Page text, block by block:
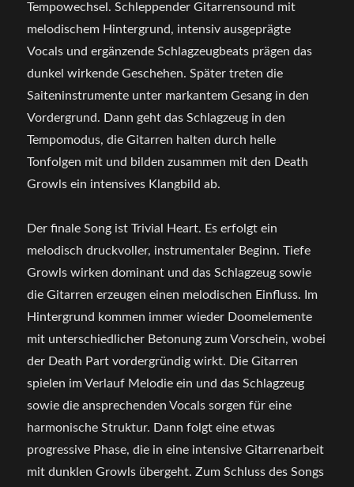
Tempowechsel. Schleppender Gitarrensound mit
melodischem Hintergrund, intensiv ausgeprägte
Vocals und ergänzende Schlagzeugbeats prägen das
dunkel wirkende Geschehen. Später treten die
Saiteninstrumente unter markantem Gesang in den
Vordergrund. Dann geht das Schlagzeug in den
Tempomodus, die Gitarren halten durch helle
Tonfolgen mit und bilden zusammen mit den Death
Growls ein intensives Klangbild ab.
Der finale Song ist Trivial Heart. Es erfolgt ein
melodisch druckvoller, instrumentaler Beginn. Tiefe
Growls wirken dominant und das Schlagzeug sowie
die Gitarren erzeugen einen melodischen Einfluss. Im
Hintergrund kommen immer wieder Doomelemente
mit unterschiedlicher Betonung zum Vorschein, wobei
der Death Part vordergründig wirkt. Die Gitarren
spielen im Verlauf Melodie ein und das Schlagzeug
sowie die ansprechenden Vocals sorgen für eine
harmonische Struktur. Dann folgt eine etwas
progressive Phase, die in eine intensive Gitarrenarbeit
mit dunklen Growls übergeht. Zum Schluss des Songs